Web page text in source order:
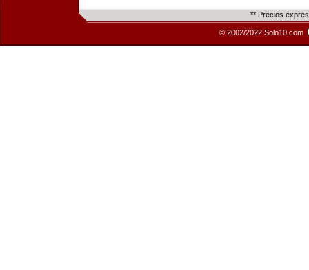
** Precios
© 2002/2022 Solo10.com